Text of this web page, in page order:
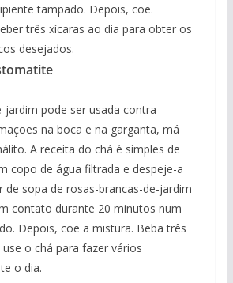
tampado. Depois, coe.
três xícaras ao dia para obter os
desejados.
jardim pode ser usada contra
na boca e na garganta, má
A receita do chá é simples de
copo de água filtrada e despeje-a
de sopa de rosas-brancas-de-jardim
contato durante 20 minutos num
Depois, coe a mistura. Beba três
o chá para fazer vários
o dia.